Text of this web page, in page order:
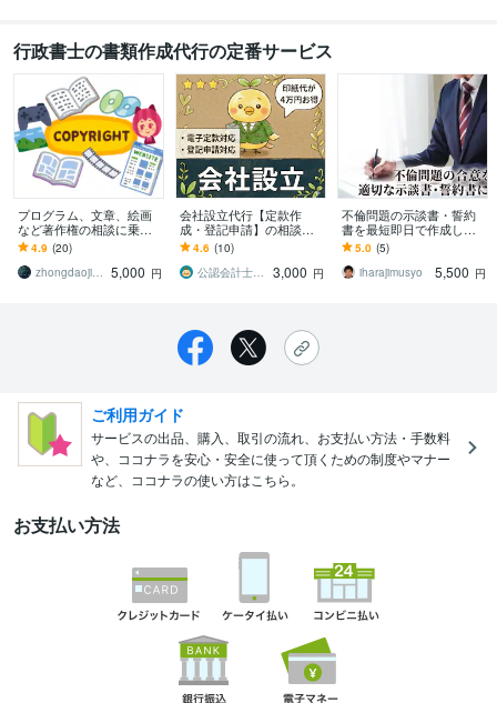
行政書士の書類作成代行の定番サービス
プログラム、文章、絵画
など著作権の相談に乗り
ます 記事、絵、写真を扱
っている方著作権につい
て誤解していませんか
4.9 (20)
zhongdaojinns 5,000 円
会社設立代行【定款作
成・登記申請】の相談承
ります オプションで税務
届出、役員報酬決定議事
録にも対応！
4.6 (10)
公認会計士･税理士･行政書士 のどか屋
3,000 円
不倫問題の示談書・誓約
書を最短即日で作成しま
す 経験豊富な行政書士が1
通5,500円で作成！
5.0 (5)
iharajimusyo
5,500 円
ご利用ガイド
サービスの出品、購入、取引の流れ、お支払い方法・手数料
や、ココナラを安心・安全に使って頂くための制度やマナー
など、ココナラの使い方はこちら。
お支払い方法